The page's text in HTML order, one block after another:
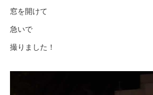
窓を開けて
急いで
撮りました！